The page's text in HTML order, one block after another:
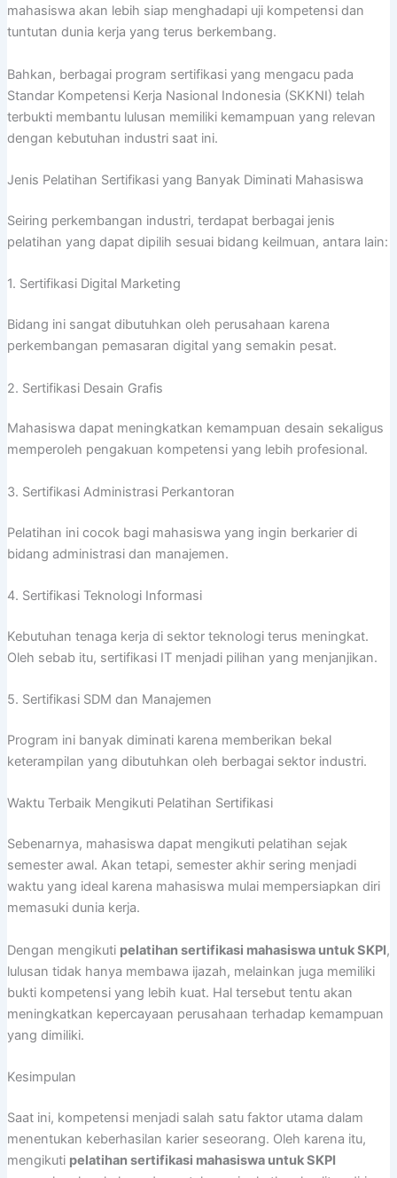
mahasiswa akan lebih siap menghadapi uji kompetensi dan
tuntutan dunia kerja yang terus berkembang.
Bahkan, berbagai program sertifikasi yang mengacu pada
Standar Kompetensi Kerja Nasional Indonesia (SKKNI) telah
terbukti membantu lulusan memiliki kemampuan yang relevan
dengan kebutuhan industri saat ini.
Jenis Pelatihan Sertifikasi yang Banyak Diminati Mahasiswa
Seiring perkembangan industri, terdapat berbagai jenis
pelatihan yang dapat dipilih sesuai bidang keilmuan, antara lain:
1. Sertifikasi Digital Marketing
Bidang ini sangat dibutuhkan oleh perusahaan karena
perkembangan pemasaran digital yang semakin pesat.
2. Sertifikasi Desain Grafis
Mahasiswa dapat meningkatkan kemampuan desain sekaligus
memperoleh pengakuan kompetensi yang lebih profesional.
3. Sertifikasi Administrasi Perkantoran
Pelatihan ini cocok bagi mahasiswa yang ingin berkarier di
bidang administrasi dan manajemen.
4. Sertifikasi Teknologi Informasi
Kebutuhan tenaga kerja di sektor teknologi terus meningkat.
Oleh sebab itu, sertifikasi IT menjadi pilihan yang menjanjikan.
5. Sertifikasi SDM dan Manajemen
Program ini banyak diminati karena memberikan bekal
keterampilan yang dibutuhkan oleh berbagai sektor industri.
Waktu Terbaik Mengikuti Pelatihan Sertifikasi
Sebenarnya, mahasiswa dapat mengikuti pelatihan sejak
semester awal. Akan tetapi, semester akhir sering menjadi
waktu yang ideal karena mahasiswa mulai mempersiapkan diri
memasuki dunia kerja.
Dengan mengikuti pelatihan sertifikasi mahasiswa untuk SKPI,
lulusan tidak hanya membawa ijazah, melainkan juga memiliki
bukti kompetensi yang lebih kuat. Hal tersebut tentu akan
meningkatkan kepercayaan perusahaan terhadap kemampuan
yang dimiliki.
Kesimpulan
Saat ini, kompetensi menjadi salah satu faktor utama dalam
menentukan keberhasilan karier seseorang. Oleh karena itu,
mengikuti pelatihan sertifikasi mahasiswa untuk SKPI